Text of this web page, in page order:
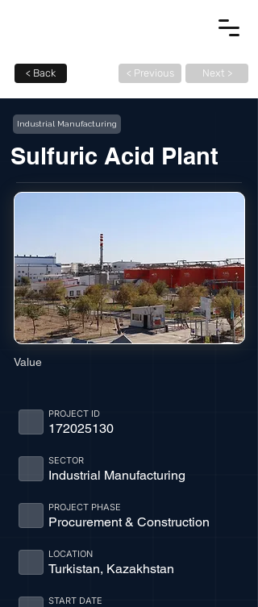
< Back < Previous Next >
Industrial Manufacturing
Sulfuric Acid Plant
Value
172025130
PROJECT ID
Industrial Manufacturing
SECTOR
Procurement & Construction
PROJECT PHASE
Turkistan, Kazakhstan
LOCATION
START DATE